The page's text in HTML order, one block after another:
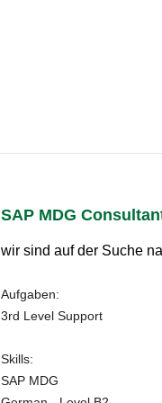
SAP MDG
wir sind auf der Suche
Aufgaben:
3rd Level Support
Skills:
SAP MDG